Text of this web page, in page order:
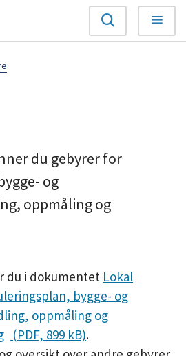
Søk Meny
du gebyrer for
og
oppmåling og
du i dokumentet Lokal
bygge- og
oppmåling og
(PDF, 899 kB).